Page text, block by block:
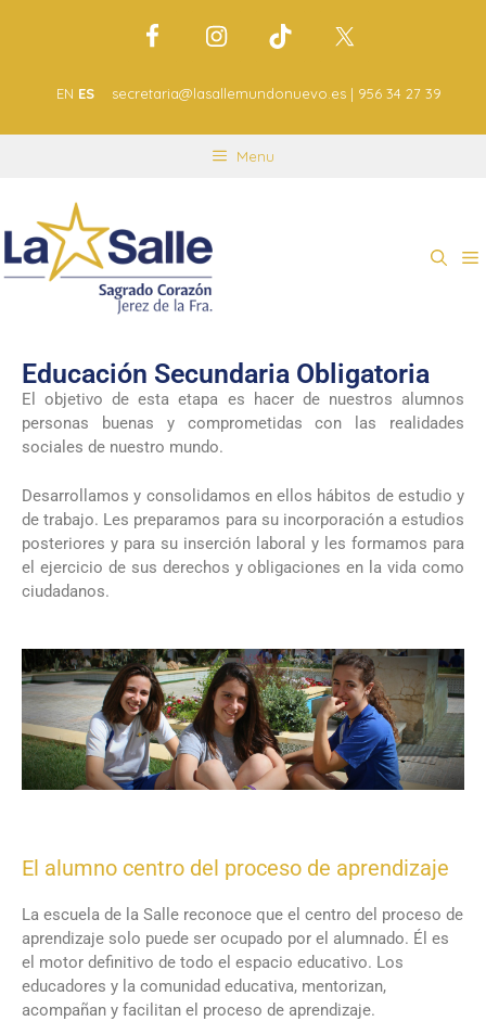
EN ES secretaria@lasallemundonuevo.es | 956 34 27 39
Menu
Educación Secundaria Obligatoria
El objetivo de esta etapa es hacer de nuestros alumnos
personas buenas y comprometidas con las realidades
sociales de nuestro mundo.
Desarrollamos y consolidamos en ellos hábitos de estudio y
de trabajo. Les preparamos para su incorporación a estudios
posteriores y para su inserción laboral y les formamos para
el ejercicio de sus derechos y obligaciones en la vida como
ciudadanos.
El alumno centro del proceso de aprendizaje
La escuela de la Salle reconoce que el centro del proceso de
aprendizaje solo puede ser ocupado por el alumnado. Él es
el motor definitivo de todo el espacio educativo. Los
educadores y la comunidad educativa, mentorizan,
acompañan y facilitan el proceso de aprendizaje.